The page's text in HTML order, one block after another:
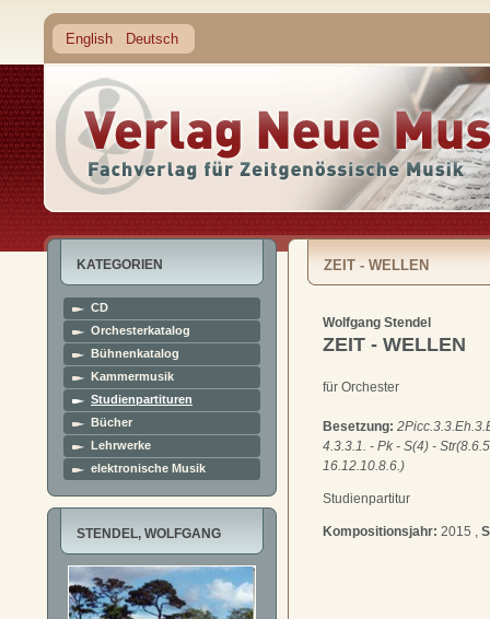
English Deutsch
KATEGORIEN
CD
Orchesterkatalog
Bühnenkatalog
Kammermusik
Studienpartituren
Bücher
Lehrwerke
elektronische Musik
STENDEL, WOLFGANG
ZEIT - WELLEN
Wolfgang Stendel
ZEIT - WELLEN
für Orchester
Besetzung:
4.3.3.1. - Pk - S(4) -
16.12.10.8.6.)
Studienpartitur
Kompositionsjahr: 2015 ,